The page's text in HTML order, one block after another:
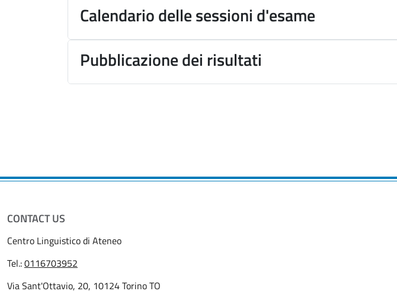
Calendario delle sessioni d'esame
Pubblicazione dei risultati
CONTACT US
Centro Linguistico di Ateneo
Tel.:0116703952
Via Sant'Ottavio, 20, 10124 Torino TO